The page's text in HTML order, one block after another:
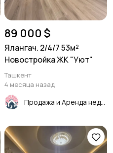
89 000 $
Ялангач. 2/4/7 53м²
Новостройка ЖК "Уют"
Ташкент
4 месяца назад